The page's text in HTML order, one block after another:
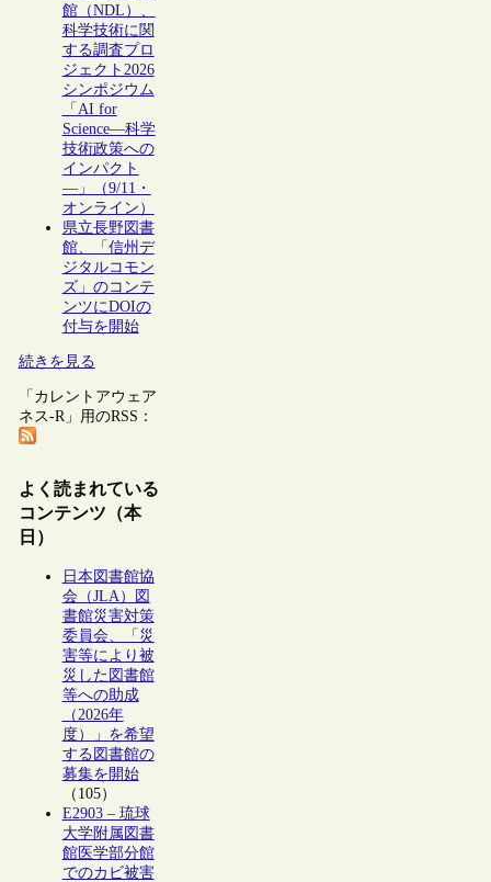
館（NDL）、
科学技術に関
する調査プロ
ジェクト2026
シンポジウム
「AI for
Science―科学
技術政策への
インパクト
―」（9/11・
オンライン）
県立長野図書
館、「信州デ
ジタルコモン
ズ」のコンテ
ンツにDOIの
付与を開始
続きを見る
「カレントアウェア
ネス-R」用のRSS：
よく読まれている
コンテンツ（本
日）
日本図書館協
会（JLA）図
書館災害対策
委員会、「災
害等により被
災した図書館
等への助成
（2026年
度）」を希望
する図書館の
募集を開始
（105）
E2903 – 琉球
大学附属図書
館医学部分館
でのカビ被害